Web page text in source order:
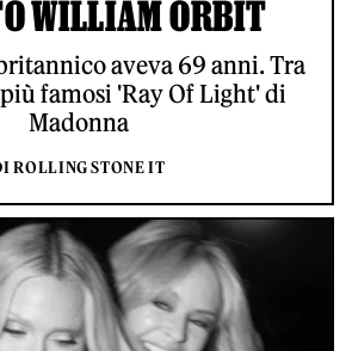
WILLIAM ORBIT
aveva 69 anni. Tra
famosi 'Ray Of Light' di
Madonna
ROLLING STONE IT